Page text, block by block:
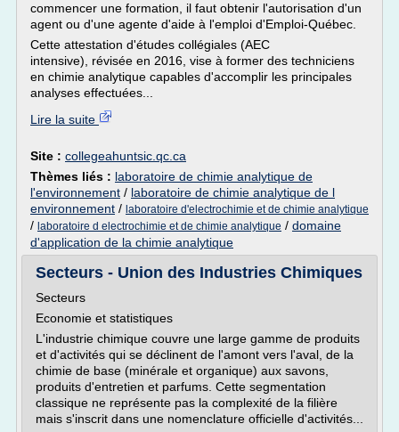
commencer une formation, il faut obtenir l'autorisation d'un
agent ou d'une agente d'aide à l'emploi d'Emploi-Québec.
Cette attestation d'études collégiales (AEC
intensive), révisée en 2016, vise à former des techniciens
en chimie analytique capables d'accomplir les principales
analyses effectuées...
Lire la suite
Site : collegeahuntsic.qc.ca
Thèmes liés : laboratoire de chimie analytique de
l'environnement / laboratoire de chimie analytique de l
environnement / laboratoire d'electrochimie et de chimie analytique
/ laboratoire d electrochimie et de chimie analytique / domaine
d'application de la chimie analytique
Secteurs - Union des Industries Chimiques
Secteurs
Economie et statistiques
L'industrie chimique couvre une large gamme de produits
et d'activités qui se déclinent de l'amont vers l'aval, de la
chimie de base (minérale et organique) aux savons,
produits d'entretien et parfums. Cette segmentation
classique ne représente pas la complexité de la filière
mais s'inscrit dans une nomenclature officielle d'activités...